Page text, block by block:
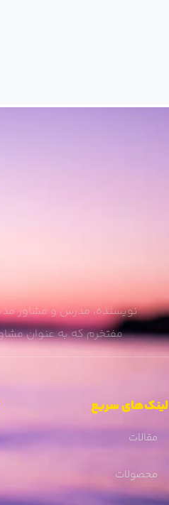
نویسنده، مدرس و مشاور
مفتخرم که به عنوان
لینک‌های سریع
مقالات
محصولات